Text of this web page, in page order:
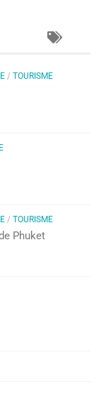
/ TOURISME
/ TOURISME
Phuket